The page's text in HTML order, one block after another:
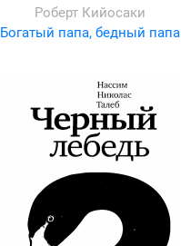
Роберт Кийосаки
Богатый папа, бедный папа